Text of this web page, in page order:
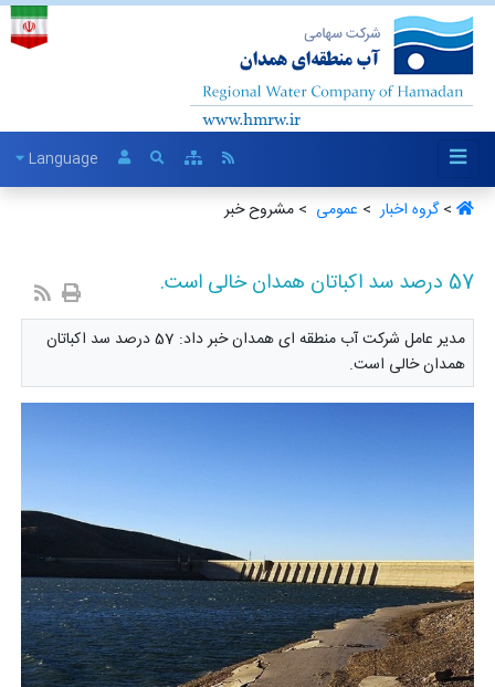
Language
>گروه اخبار ‏ > عمومی ‏ > مشروح خبر
57 درصد سد اکباتان همدان خالی است.
مدیر عامل شرکت آب منطقه ای همدان خبر داد: 57 درصد سد اکباتان
همدان خالی است.